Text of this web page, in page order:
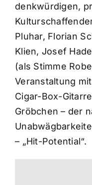
denkwürdigen,
Pluhar, Florian
Klien, Josef
(als Stimme
Veranstaltung
Cigar-Box-
Gröbchen – der
– „Hit-Potential“.